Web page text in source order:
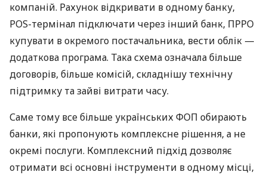
компаній. Рахунок відкривати в одному банку,
POS-термінал підключати через інший банк, ПРРО
купувати в окремого постачальника, вести облік —
додаткова програма. Така схема означала більше
договорів, більше комісій, складнішу технічну
підтримку та зайві витрати часу.
Саме тому все більше українських ФОП обирають
банки, які пропонують комплексне рішення, а не
окремі послуги. Комплексний підхід дозволяє
отримати всі основні інструменти в одному місці,